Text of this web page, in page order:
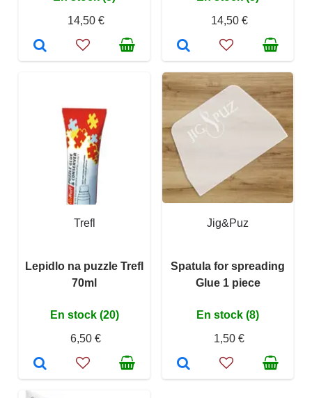
14,50 €
14,50 €
Trefl
Lepidlo na puzzle Trefl
70ml
En stock (20)
6,50 €
Jig&Puz
Spatula for spreading
Glue 1 piece
En stock (8)
1,50 €